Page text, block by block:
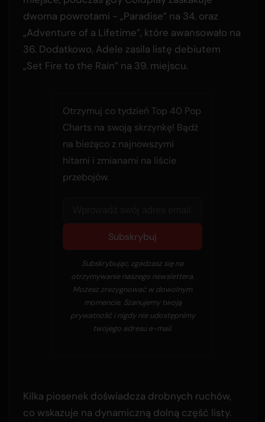
dwoma powrotami - „Paradise” na 34. oraz
„Adventure of a Lifetime”, które awansowało na
36. Dodatkowo, Adele zasila listę debiutem
„Set Fire to the Rain” na 39. miejscu.
Otrzymuj co tydzień Top 40 Pop
Charts na swoją skrzynkę! Bądź
na bieżąco z najnowszymi
hitami i zmianami na liście
przebojów.
Subskrybuj
Subskrybując, zgadzasz się na
otrzymywanie naszego newslettera.
Możesz zrezygnować w dowolnym
momencie. Szanujemy twoją
prywatność i nigdy nie udostępnimy
twojego adresu e-mail.
Kilka piosenek doświadcza drobnych ruchów,
co wskazuje na dynamiczną dolną część listy.